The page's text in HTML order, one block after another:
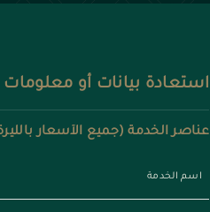
استعادة بيانات أو
عناصر الخدمة (جميع الأسعار
اسم الخدمة